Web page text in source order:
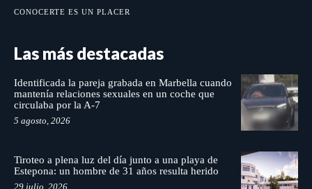
CONOCERTE ES UN PLACER
Las más destacadas
Identificada la pareja grabada en Marbella cuando
mantenía relaciones sexuales en un coche que
circulaba por la A-7
5 agosto, 2026
Tiroteo a plena luz del día junto a una playa de
Estepona: un hombre de 31 años resulta herido
29 julio, 2026